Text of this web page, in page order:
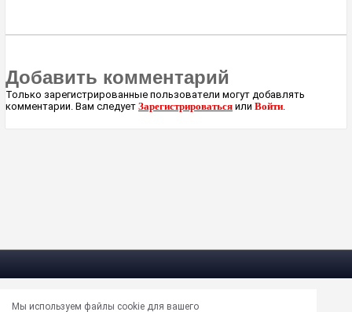
Добавить комментарий
Только зарегистрированные пользователи могут добавлять
комментарии. Вам следует Зарегистрироваться или Войти
Мы используем файлы cookie для вашего